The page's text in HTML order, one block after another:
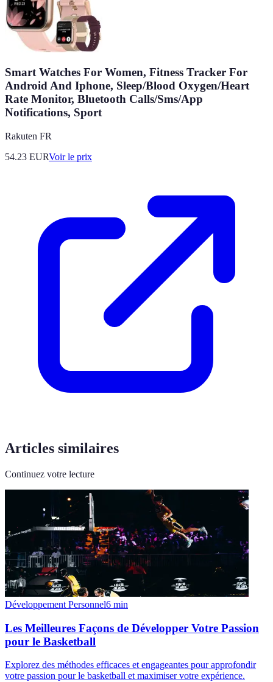
Smart Watches For Women, Fitness Tracker For
Android And Iphone, Sleep/Blood Oxygen/Heart
Rate Monitor, Bluetooth Calls/Sms/App
Notifications, Sport
Rakuten FR
54.23 EURVoir le prix
Articles similaires
Continuez votre lecture
Développement Personnel6 min
Les Meilleures Façons de Développer Votre Passion
pour le Basketball
Explorez des méthodes efficaces et engageantes pour approfondir
votre passion pour le basketball et maximiser votre expérience.